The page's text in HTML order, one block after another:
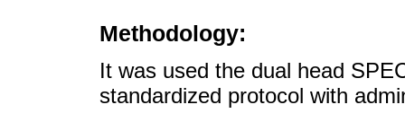
Methodology:
It was used the dual head
standardized protocol with